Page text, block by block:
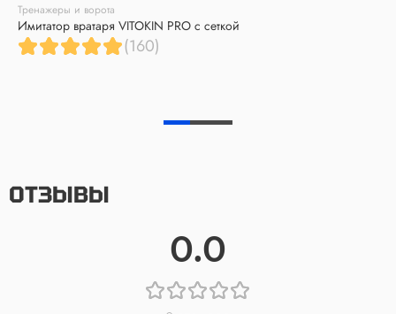
Тренажеры и ворота
Имитатор вратаря VITOKIN PRO с сеткой
(160)
ОТЗЫВЫ
0.0